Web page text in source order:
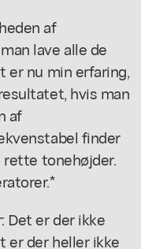
af
lave alle de
er nu min erfaring,
hvis man
af
finder
tonehøjder.
Det er der ikke
er der heller ikke